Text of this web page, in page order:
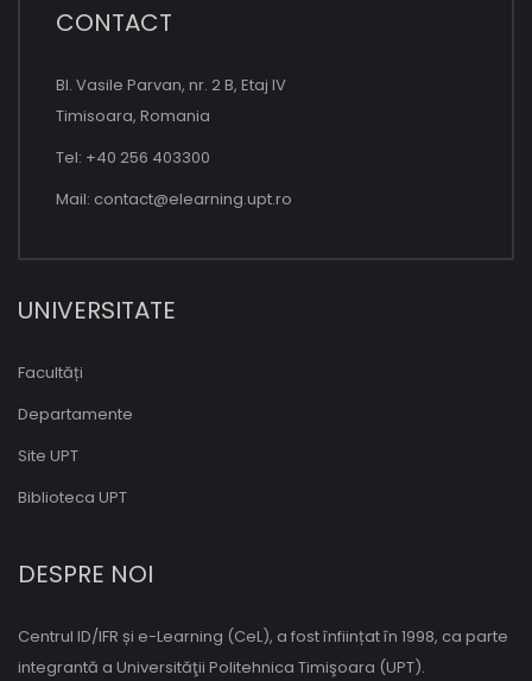
CONTACT
Bl. Vasile Parvan, nr. 2 B, Etaj IV
Timisoara, Romania
Tel: +40 256 403300
Mail: contact@elearning.upt.ro
UNIVERSITATE
Facultăți
Departamente
Site UPT
Biblioteca UPT
DESPRE NOI
Centrul ID/IFR și e-Learning (CeL), a fost înființat în 1998, ca parte
integrantă a Universităţii Politehnica Timişoara (UPT).